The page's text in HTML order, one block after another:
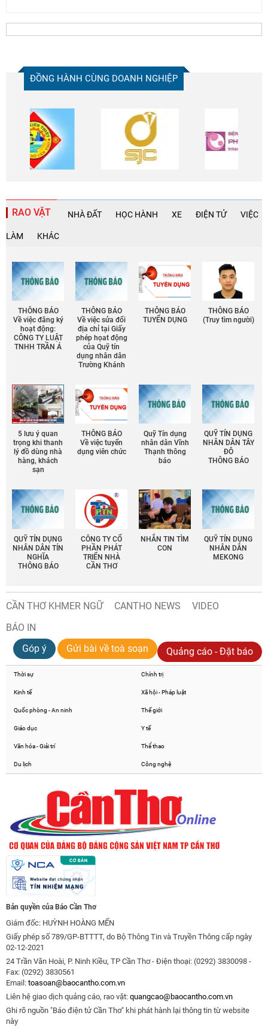
ĐỒNG HÀNH CÙNG DOANH NGHIỆP
RAO VẶT NHÀ ĐẤT HỌC HÀNH XE ĐIỆN TỬ VIỆC
LÀM KHÁC
THÔNG BÁO
Về việc đăng ký
hoạt động:
CÔNG TY LUẬT
TNHH TRẦN Á
THÔNG BÁO
Về việc sửa đổi
địa chỉ tại Giấy
phép họat động
của Quỹ tín
dụng nhân dân
Trường Khánh
THÔNG BÁO
TUYỂN DỤNG
THÔNG BÁO
(Truy tìm người)
5 lưu ý quan
trọng khi thanh
lý đồ dùng nhà
hàng, khách
sạn
THÔNG BÁO
Về việc tuyển
dụng viên chức
Quỹ Tín dụng
nhân dân Vĩnh
Thạnh thông
báo
QUỸ TÍN DỤNG
NHÂN DÂN TÂY
ĐÔ
THÔNG BÁO
QUỸ TÍN DỤNG
NHÂN DÂN TÍN
NGHĨA
THÔNG BÁO
CÔNG TY CỔ
PHẦN PHÁT
TRIỂN NHÀ
CẦN THƠ
NHẮN TIN TÌM
CON
QUỸ TÍN DỤNG
NHÂN DÂN
MEKONG
CẦN THƠ KHMER NGỮ CANTHO NEWS
VIDEO
BÁO IN
Góp ý
Gửi bài về toà soạn Quảng cáo - Đặt báo
Thời sự Chính trị
Kinh tế Xã hội - Pháp luật
Quốc phòng - An ninh Thế giới
Giáo dục Y tế
Văn hóa - Giải trí Thể thao
Du lịch Công nghệ
Bản quyền của Báo Cần Thơ
Giám đốc: HUỲNH HOÀNG MẾN
Giấy phép số 789/GP-BTTTT, do Bộ Thông Tin và Truyền Thông cấp ngày
02-12-2021
24 Trần Văn Hoài, P. Ninh Kiều, TP Cần Thơ - Điện thoại: (0292) 3830098 -
Fax: (0292) 3830561
Email: toasoan@baocantho.com.vn
Liên hệ giao dịch quảng cáo, rao vặt: quangcao@baocantho.com.vn
Ghi rõ nguồn "Báo điện tử Cần Thơ" khi phát hành lại thông tin từ website
này